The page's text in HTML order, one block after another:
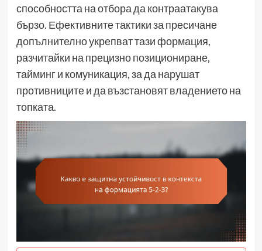
способността на отбора да контраатакува
бързо. Ефективните тактики за пресичане
допълнително укрепват тази формация,
разчитайки на прецизно позициониране,
тайминг и комуникация, за да нарушат
противниците и да възстановят владението на
топката.